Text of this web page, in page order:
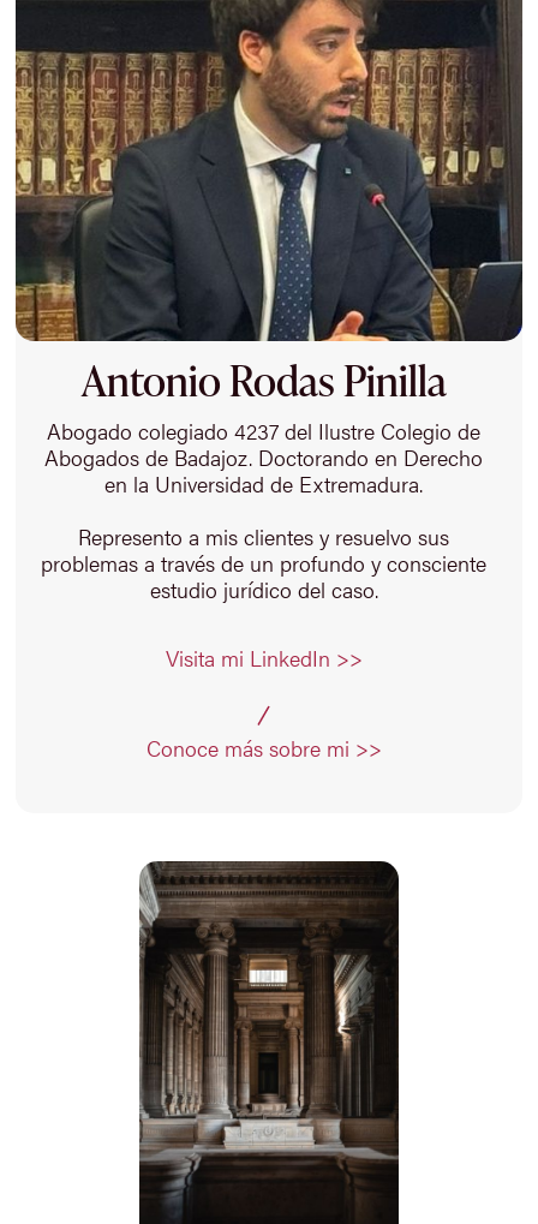
Antonio Rodas Pinilla
Abogado colegiado 4237 del Ilustre Colegio de
Abogados de Badajoz. Doctorando en Derecho
en la Universidad de Extremadura.
Represento a mis clientes y resuelvo sus
problemas a través de un profundo y consciente
estudio jurídico del caso.
Visita mi LinkedIn >>
Conoce más sobre mi >>